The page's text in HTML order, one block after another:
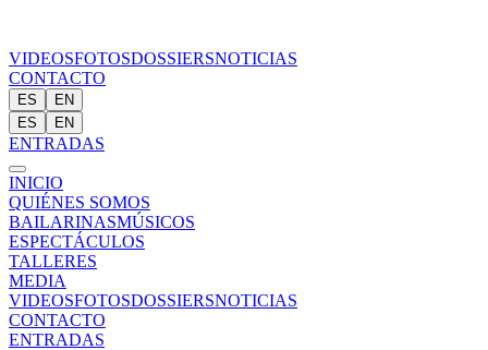
VIDEOSFOTOSDOSSIERSNOTICIAS
CONTACTO
ES
EN
ES
EN
ENTRADAS
INICIO
QUIÉNES SOMOS
BAILARINASMÚSICOS
ESPECTÁCULOS
TALLERES
MEDIA
VIDEOSFOTOSDOSSIERSNOTICIAS
CONTACTO
ENTRADAS